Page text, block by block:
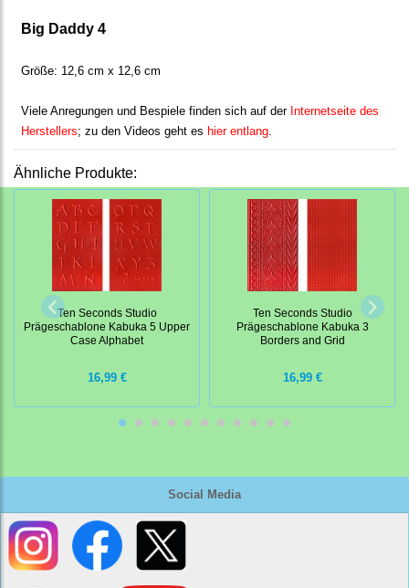
Social Media
Big Daddy 4
Größe: 12,6 cm x 12,6 cm
Viele Anregungen und Bespiele finden sich auf der Internetseite des
Herstellers; zu den Videos geht es hier entlang.
Ähnliche Produkte:
Ten Seconds Studio
Prägeschablone Kabuka 5 Upper
Case Alphabet
16,99 €
Ten Seconds Studio
Prägeschablone Kabuka 3
Borders and Grid
16,99 €